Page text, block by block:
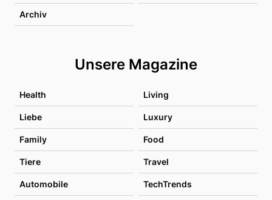
Archiv
Unsere Magazine
Health Living
Liebe Luxury
Family Food
Tiere Travel
Automobile TechTrends